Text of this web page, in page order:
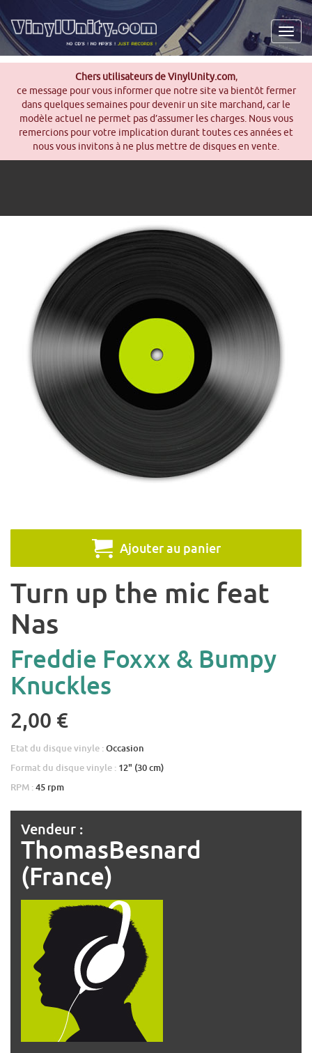
Chers utilisateurs de VinylUnity.com,
ce message pour vous informer que notre site va bientôt fermer
dans quelques semaines pour devenir un site marchand, car le
modèle actuel ne permet pas d’assumer les charges. Nous vous
remercions pour votre implication durant toutes ces années et
nous vous invitons à ne plus mettre de disques en vente.
Ajouter au panier
Turn up the mic feat
Nas
Freddie Foxxx & Bumpy
Knuckles
2,00 €
Etat du disque vinyle :Occasion
Format du disque vinyle : 12" (30 cm)
RPM :45 rpm
Vendeur :
ThomasBesnard
(France)